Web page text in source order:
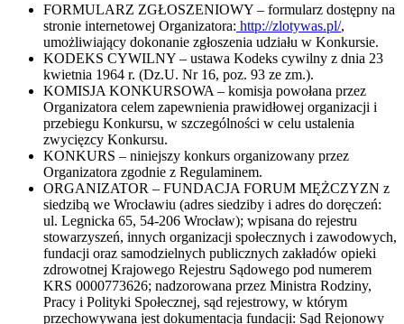
FORMULARZ ZGŁOSZENIOWY – formularz dostępny na
stronie internetowej Organizatora: http://zlotywas.pl/,
umożliwiający dokonanie zgłoszenia udziału w Konkursie.
KODEKS CYWILNY – ustawa Kodeks cywilny z dnia 23
kwietnia 1964 r. (Dz.U. Nr 16, poz. 93 ze zm.).
KOMISJA KONKURSOWA – komisja powołana przez
Organizatora celem zapewnienia prawidłowej organizacji i
przebiegu Konkursu, w szczególności w celu ustalenia
zwycięzcy Konkursu.
KONKURS – niniejszy konkurs organizowany przez
Organizatora zgodnie z Regulaminem.
ORGANIZATOR – FUNDACJA FORUM MĘŻCZYZN z
siedzibą we Wrocławiu (adres siedziby i adres do doręczeń:
ul. Legnicka 65, 54-206 Wrocław); wpisana do rejestru
stowarzyszeń, innych organizacji społecznych i zawodowych,
fundacji oraz samodzielnych publicznych zakładów opieki
zdrowotnej Krajowego Rejestru Sądowego pod numerem
KRS 0000773626; nadzorowana przez Ministra Rodziny,
Pracy i Polityki Społecznej, sąd rejestrowy, w którym
przechowywana jest dokumentacja fundacji: Sąd Rejonowy